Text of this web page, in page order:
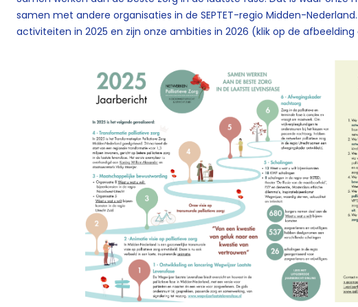
samen met andere organisaties in de SEPTET-regio Midden-
activiteiten in 2025 en zijn onze ambities in 2026 (klik op de